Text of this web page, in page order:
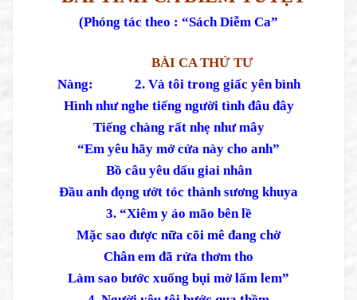
(Phóng tác theo : “Sách Diễm Ca”
BÀI CA THỨ TƯ
Nàng: 2. Và tôi trong giấc yên bình
Hình như nghe tiếng người tình đâu đây
Tiếng chàng rất nhẹ như mây
“Em yêu hãy mở cửa này cho anh”
Bồ câu yêu dấu giai nhân
Đầu anh đọng ướt tóc thành sương khuya
3. “Xiêm y áo mão bên lề
Mặc sao được nữa cõi mê đang chờ
Chân em đã rửa thơm tho
Làm sao bước xuống bụi mờ lấm lem”